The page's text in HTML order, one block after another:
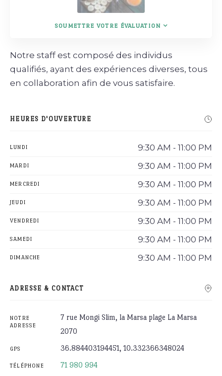
SOUMETTRE VOTRE ÉVALUATION
Notre staff est composé des individus
qualifiés, ayant des expériences diverses, tous
en collaboration afin de vous satisfaire.
HEURES D'OUVERTURE
LUNDI 9:30 AM - 11:00 PM
MARDI 9:30 AM - 11:00 PM
MERCREDI 9:30 AM - 11:00 PM
JEUDI 9:30 AM - 11:00 PM
VENDREDI 9:30 AM - 11:00 PM
SAMEDI 9:30 AM - 11:00 PM
DIMANCHE 9:30 AM - 11:00 PM
ADRESSE & CONTACT
NOTRE
ADRESSE
7 rue Mongi Slim, la Marsa plage La Marsa
2070
GPS 36.884403194451, 10.332366348024
TÉLÉPHONE 71 980 994